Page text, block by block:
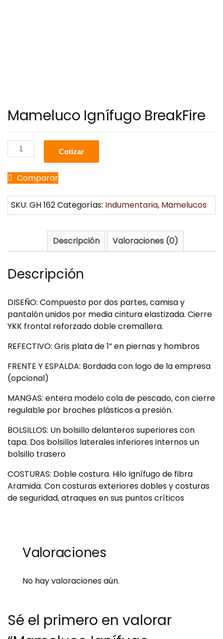
Mameluco Ignífugo BreakFire
Cotizar
Comparar
SKU: GH 162Categorías: Indumentaria, Mamelucos
Descripción Valoraciones (0)
Descripción
DISEÑO: Compuesto por dos partes, camisa y
pantalón unidos por media cintura elastizada. Cierre
YKK frontal reforzado doble cremallera.
REFECTIVO: Gris plata de 1” en piernas y hombros
FRENTE Y ESPALDA: Bordada con logo de la empresa
(opcional)
MANGAS: entera modelo cola de pescado, con cierre
regulable por broches plásticos a presión.
BOLSILLOS: Un bolsillo delanteros superiores con
tapa. Dos bolsillos laterales inferiores internos un
bolsillo trasero
COSTURAS: Doble costura. Hilo Ignífugo de fibra
Aramida. Con costuras exteriores dobles y costuras
de seguridad, atraques en sus puntos críticos
Valoraciones
No hay valoraciones aún.
Sé el primero en valorar